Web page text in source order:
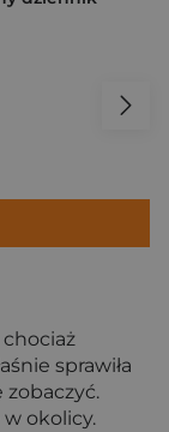
sprawiła
zobaczyć.
okolicy.